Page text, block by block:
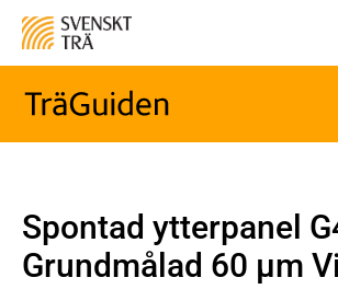
Spontad ytterpanel
Grundmålad 60 µm